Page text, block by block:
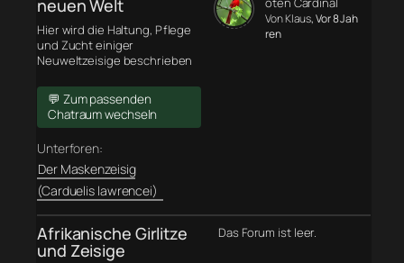
neuen Welt
Hier wird die Haltung, Pflege
und Zucht einiger
Neuweltzeisige beschrieben
💬 Zum passenden
Chatraum wechseln
Unterforen:
Der Maskenzeisig
(Carduelis lawrencei)
Von Klaus, Vor 8 Jah
ren
Afrikanische Girlitze
und Zeisige
Das Forum ist leer.